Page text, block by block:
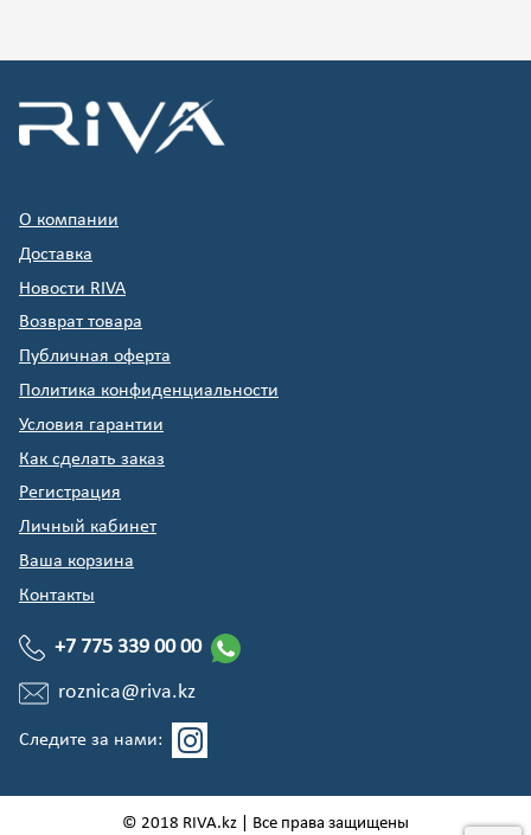
О компании
Доставка
Новости RIVA
Возврат товара
Публичная оферта
Политика конфиденциальности
Условия гарантии
Как сделать заказ
Регистрация
Личный кабинет
Ваша корзина
Контакты
+7 775 339 00 00
roznica@riva.kz
Следите за нами:
© 2018 RIVA.kz | Все права защищены